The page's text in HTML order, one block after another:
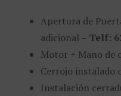
Apertura de
adicional – Telf:
Motor + Mano de
Cerrojo instalado
Instalación